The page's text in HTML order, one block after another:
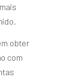
obter
com